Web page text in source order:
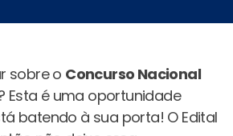
sobre o Concurso Nacional
Esta é uma oportunidade
batendo à sua porta! O Edital